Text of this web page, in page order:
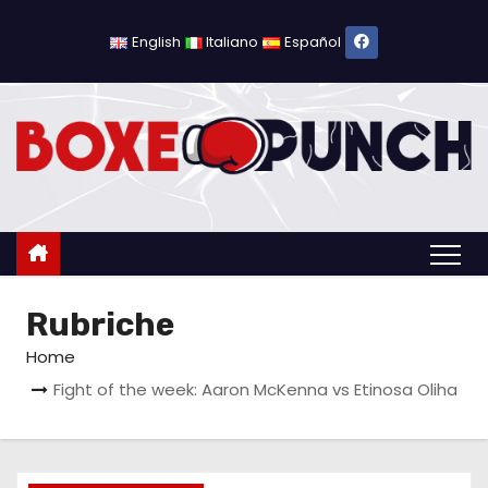
c
t
English Italiano Español
Rubriche
Home
Fight of the week: Aaron McKenna vs Etinosa Oliha